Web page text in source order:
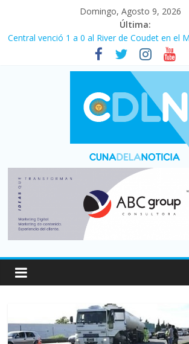
Domingo, Agosto 9, 2026
Última:
Central venció 1 a 0 al River de Coudet en el
La morosidad alcanzó su nivel más alto en
afecta a 400 mil deudores en Santa Fe
Desde que asumió Milei cerraron 41.000
denuncia crisis como en 2001
Vacaciones de invierno con más movimiento
turístico: 4,6 millones de personas viajaron
Fuerte caída de la venta de autos usados en